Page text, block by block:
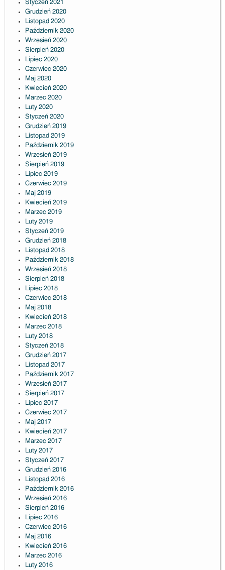
Styczeń 2021
Grudzień 2020
Listopad 2020
Październik 2020
Wrzesień 2020
Sierpień 2020
Lipiec 2020
Czerwiec 2020
Maj 2020
Kwiecień 2020
Marzec 2020
Luty 2020
Styczeń 2020
Grudzień 2019
Listopad 2019
Październik 2019
Wrzesień 2019
Sierpień 2019
Lipiec 2019
Czerwiec 2019
Maj 2019
Kwiecień 2019
Marzec 2019
Luty 2019
Styczeń 2019
Grudzień 2018
Listopad 2018
Październik 2018
Wrzesień 2018
Sierpień 2018
Lipiec 2018
Czerwiec 2018
Maj 2018
Kwiecień 2018
Marzec 2018
Luty 2018
Styczeń 2018
Grudzień 2017
Listopad 2017
Październik 2017
Wrzesień 2017
Sierpień 2017
Lipiec 2017
Czerwiec 2017
Maj 2017
Kwiecień 2017
Marzec 2017
Luty 2017
Styczeń 2017
Grudzień 2016
Listopad 2016
Październik 2016
Wrzesień 2016
Sierpień 2016
Lipiec 2016
Czerwiec 2016
Maj 2016
Kwiecień 2016
Marzec 2016
Luty 2016